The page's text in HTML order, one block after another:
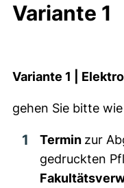
Variante 1
Variante 1 |
gehen Sie bitte
Termin zur
gedruckten